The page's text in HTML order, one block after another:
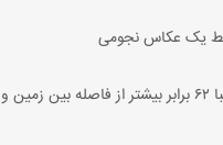
یک عکاس نجومی